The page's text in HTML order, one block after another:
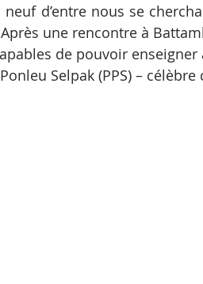
neuf d’entre nous se
une rencontre à
de pouvoir enseigner
Selpak (PPS) –